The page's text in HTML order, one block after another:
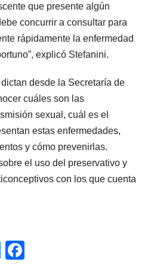
que presente algún
concurrir a consultar para
rápidamente la enfermedad
explicó Stefanini.
desde la Secretaría de
cuáles son las
sexual, cuál es el
estas enfermedades,
y cómo prevenirlas.
el uso del preservativo y
con los que cuenta
M